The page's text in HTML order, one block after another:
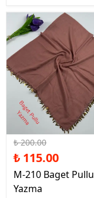
%43 İndirim
₺ 200.00
₺ 115.00
M-210 Baget Pullu
Yazma